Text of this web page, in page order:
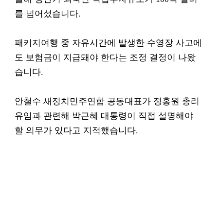
를 넘어섰습니다.
패키지여행 중 자유시간에 발생한 수영장 사고에
도 보험금이 지급돼야 한다는 조정 결정이 나왔
습니다.
안철수 새정치민주연합 공동대표가 정홍원 총리
유임과 관련해 박근혜 대통령이 직접 설명해야
할 의무가 있다고 지적했습니다.